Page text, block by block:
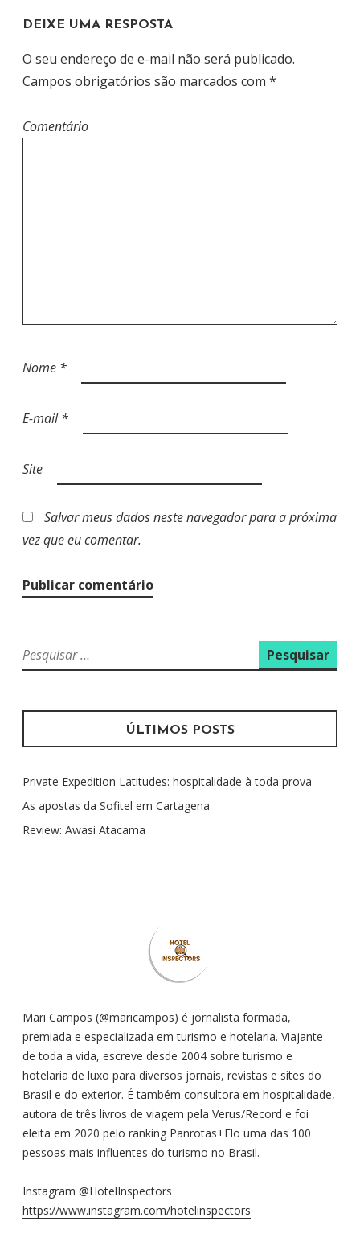
DEIXE UMA RESPOSTA
O seu endereço de e-mail não será publicado.
Campos obrigatórios são marcados com *
Comentário
Nome *
E-mail*
Site
Salvar meus dados neste navegador para a próxima
vez que eu comentar.
P
e
q
i
a
r
p
ÚLTIMOS POSTS
Private Expedition Latitudes: hospitalidade à toda prova
As apostas da Sofitel em Cartagena
Review: Awasi Atacama
Mari Campos (@maricampos) é jornalista formada,
premiada e especializada em turismo e hotelaria. Viajante
de toda a vida, escreve desde 2004 sobre turismo e
hotelaria de luxo para diversos jornais, revistas e sites do
Brasil e do exterior. É também consultora em hospitalidade,
autora de três livros de viagem pela Verus/Record e foi
eleita em 2020 pelo ranking Panrotas+Elo uma das 100
pessoas mais influentes do turismo no Brasil.
Instagram @HotelInspectors
https://www.instagram.com/hotelinspectors